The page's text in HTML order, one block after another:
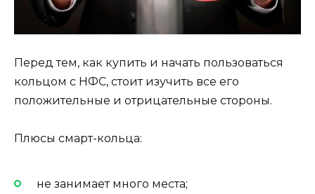
Перед тем, как купить и начать пользоваться
кольцом с НФС, стоит изучить все его
положительные и отрицательные стороны.
Плюсы смарт-кольца:
не занимает много места;